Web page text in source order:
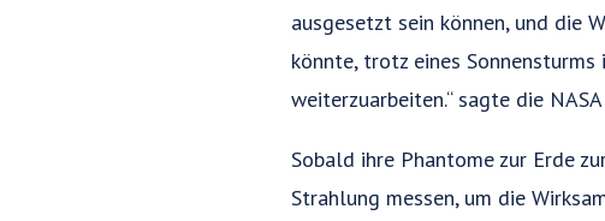
ausgesetzt sein können, und die
könnte, trotz eines
weiterzuarbeiten.“ sagte die
Sobald ihre Phantome zur Erde
Strahlung messen, um die